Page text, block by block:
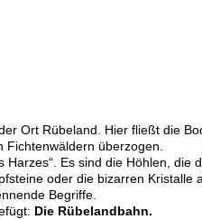
Ort Rübeland. Hier fließt die
überzogen.
Harzes“. Es sind die Höhlen,
oder die bizarren Kristalle
Begriffe.
Die Rübelandbahn.